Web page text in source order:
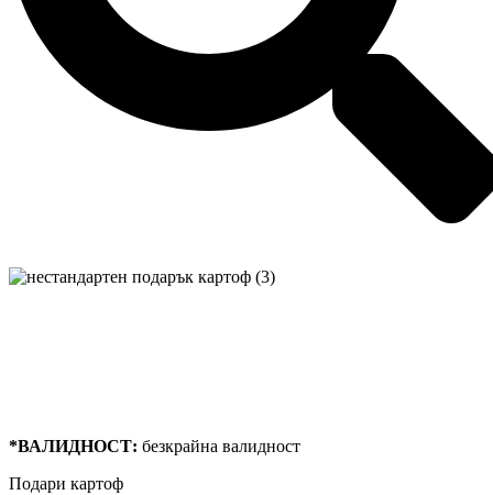
*ВАЛИДНОСТ: безкрайна валидност
Подари картоф